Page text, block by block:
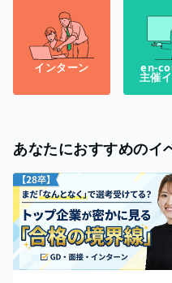
インターン en-
主催
あなたにおすすめのイ